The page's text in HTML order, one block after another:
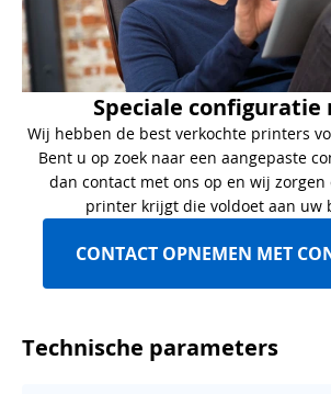
Speciale configuratie
Wij hebben de best verkochte printers
Bent u op zoek naar een aangepaste
dan contact met ons op en wij
printer krijgt die voldoet aan uw
CONTACT OPNEMEN MET
Technische parameters